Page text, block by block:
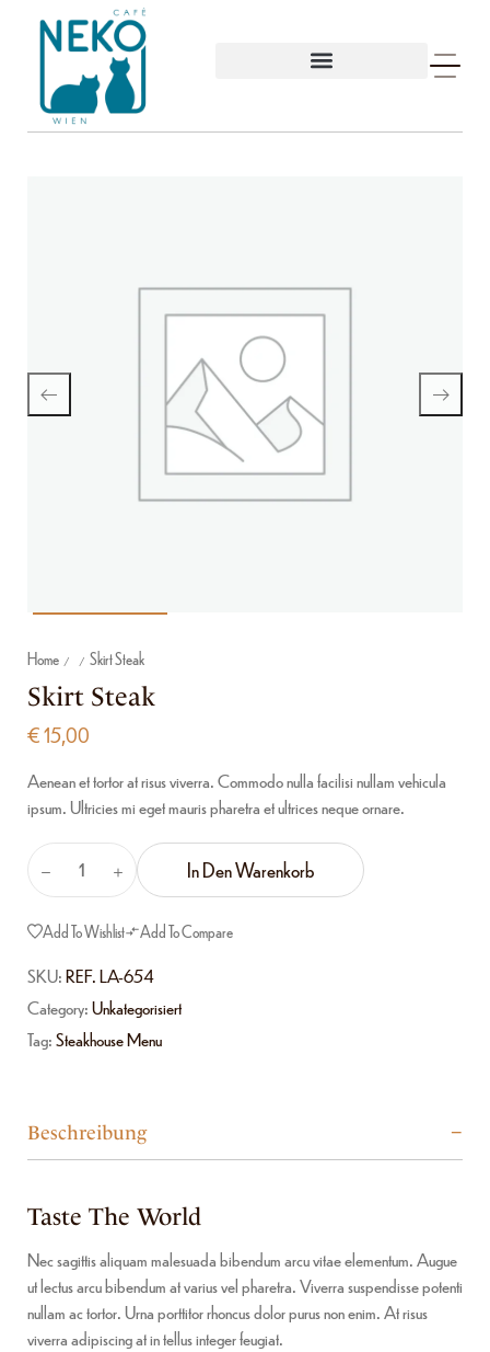
Home / / Skirt Steak
Skirt Steak
€15,00
Aenean et tortor at risus viverra. Commodo nulla facilisi nullam vehicula
ipsum. Ultricies mi eget mauris pharetra et ultrices neque ornare.
In Den Warenkorb
Add To Wishlist Add To Compare
SKU:REF. LA-654
Category:Unkategorisiert
Tag:Steakhouse Menu
Beschreibung
Taste The World
Nec sagittis aliquam malesuada bibendum arcu vitae elementum. Augue
ut lectus arcu bibendum at varius vel pharetra. Viverra suspendisse potenti
nullam ac tortor. Urna porttitor rhoncus dolor purus non enim. At risus
viverra adipiscing at in tellus integer feugiat.